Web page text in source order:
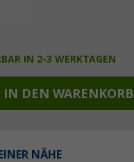
IN 2-3 WERKTAGEN
IN DEN WARENKORB
NÄHE